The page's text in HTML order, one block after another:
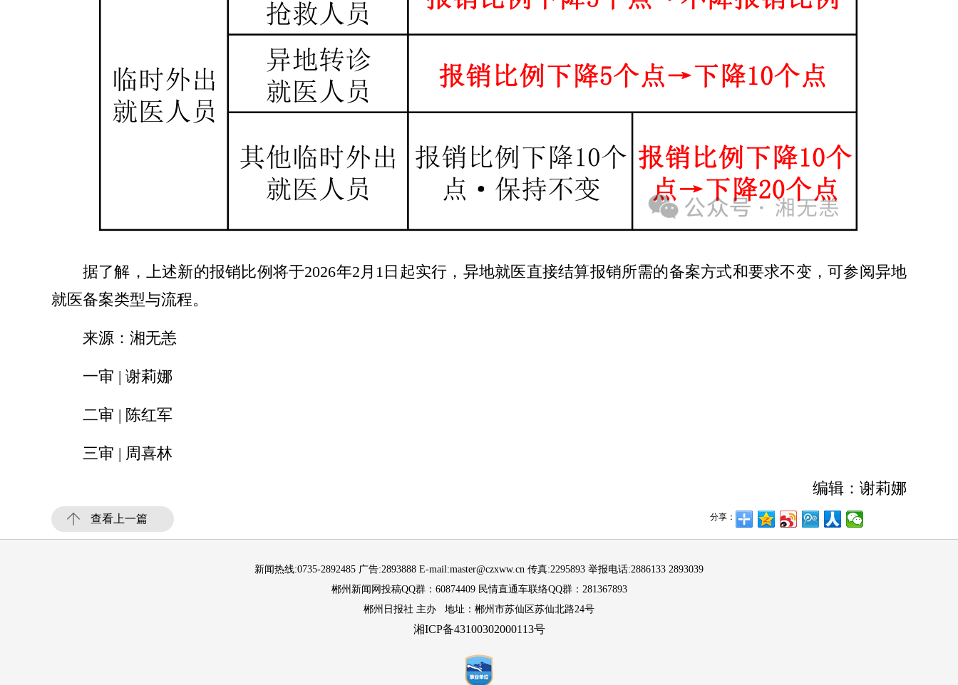
据了解，上述新的报销比例将于2026年2月1日起实行，异地就医直接结算报销所需的备案方式和要求不变，可参阅异地
就医备案类型与流程。
来源：湘无恙
一审 | 谢莉娜
二审 | 陈红军
三审 | 周喜林
编辑：谢莉娜
查看上一篇 分享：
新闻热线:0735-2892485 广告:2893888 E-mail:master@czxww.cn 传真:2295893 举报电话:2886133 2893039
郴州新闻网投稿QQ群：60874409 民情直通车联络QQ群：281367893
郴州日报社 主办 地址：郴州市苏仙区苏仙北路24号
湘ICP备43100302000113号